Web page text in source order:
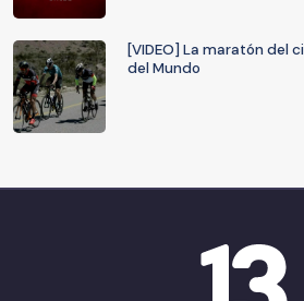
[VIDEO] La maratón del
del Mundo